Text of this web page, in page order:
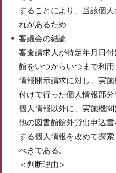
することにより、当該個
れがあるため
審議会の結論
審査請求人が特定年月日
館をいつからいつまで利
情報開示請求に対し、実
付けで行った個人情報部
個人情報以外に、実施機
他の図書館館外貸出申込
する個人情報を改めて探
べきである。
＜判断理由＞